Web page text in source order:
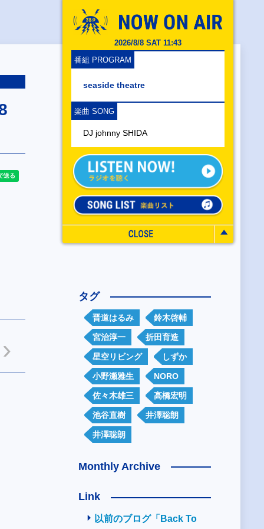
2026/8/8 SAT 11:43
番組 PROGRAM
seaside theatre
楽曲 SONG
DJ johnny SHIDA
タグ
晋道はるみ 鈴木啓輔
宮治淳一 折田育造
星空リビング しずか
小野瀬雅生 NORO
佐々木雄三 高橋宏明
池谷直樹 井澤聡朗
井澤聡朗
Monthly Archive
Link
以前のブログ「Back To